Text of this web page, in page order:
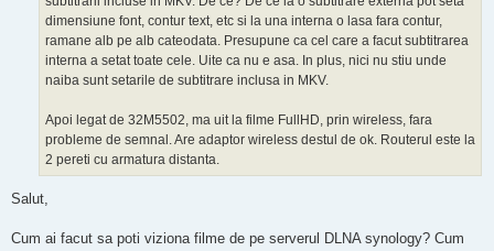
dimensiune font, contur text, etc si la una interna o lasa fara contur,
ramane alb pe alb cateodata. Presupune ca cel care a facut subtitrarea
interna a setat toate cele. Uite ca nu e asa. In plus, nici nu stiu unde
naiba sunt setarile de subtitrare inclusa in MKV.
Apoi legat de 32M5502, ma uit la filme FullHD, prin wireless, fara
probleme de semnal. Are adaptor wireless destul de ok. Routerul este la
2 pereti cu armatura distanta.
Salut,
Cum ai facut sa poti viziona filme de pe serverul DLNA synology? Cum